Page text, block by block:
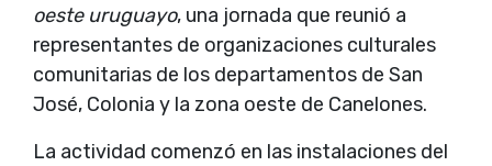
oeste uruguayo, una jornada que reunió a
representantes de organizaciones culturales
comunitarias de los departamentos de San
José, Colonia y la zona oeste de Canelones.
La actividad comenzó en las instalaciones del